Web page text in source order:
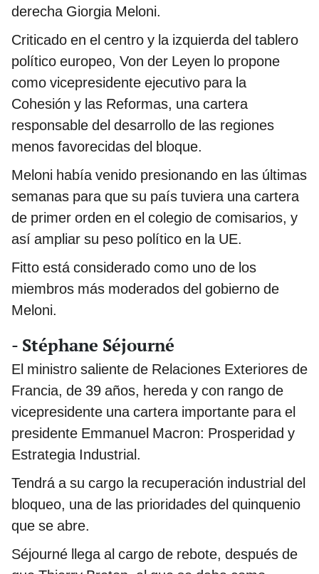
derecha Giorgia Meloni.
Criticado en el centro y la izquierda del tablero
político europeo, Von der Leyen lo propone
como vicepresidente ejecutivo para la
Cohesión y las Reformas, una cartera
responsable del desarrollo de las regiones
menos favorecidas del bloque.
Meloni había venido presionando en las últimas
semanas para que su país tuviera una cartera
de primer orden en el colegio de comisarios, y
así ampliar su peso político en la UE.
Fitto está considerado como uno de los
miembros más moderados del gobierno de
Meloni.
- Stéphane Séjourné
El ministro saliente de Relaciones Exteriores de
Francia, de 39 años, hereda y con rango de
vicepresidente una cartera importante para el
presidente Emmanuel Macron: Prosperidad y
Estrategia Industrial.
Tendrá a su cargo la recuperación industrial del
bloqueo, una de las prioridades del quinquenio
que se abre.
Séjourné llega al cargo de rebote, después de